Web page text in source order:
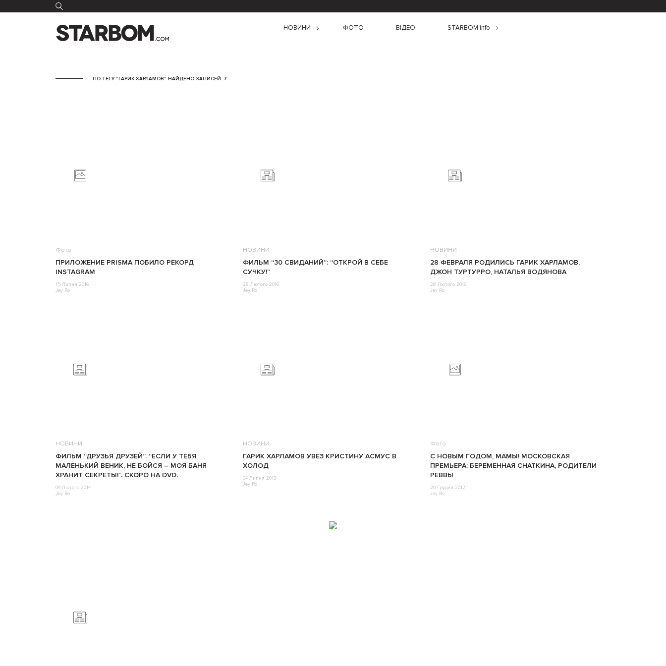
НОВИНИ ФОТО ВІДЕО STARBOM info
ПО ТЕГУ “ГАРИК ХАРЛАМОВ” НАЙДЕНО ЗАПИСЕЙ: 7
Фото
ПРИЛОЖЕНИЕ PRISMA ПОБИЛО РЕКОРД
INSTAGRAM
15 Липня 2016
Jey Ro
НОВИНИ
ФИЛЬМ “30 СВИДАНИЙ”: “ОТКРОЙ В СЕБЕ
СУЧКУ!”
28 Лютого 2016
Jey Ro
НОВИНИ
28 ФЕВРАЛЯ РОДИЛИСЬ ГАРИК ХАРЛАМОВ,
ДЖОН ТУРТУРРО, НАТАЛЬЯ ВОДЯНОВА
28 Лютого 2016
Jey Ro
НОВИНИ
ФИЛЬМ “ДРУЗЬЯ ДРУЗЕЙ”. “ЕСЛИ У ТЕБЯ
МАЛЕНЬКИЙ ВЕНИК, НЕ БОЙСЯ – МОЯ БАНЯ
ХРАНИТ СЕКРЕТЫ!”. СКОРО НА DVD.
09 Лютого 2014
Jey Ro
НОВИНИ
ГАРИК ХАРЛАМОВ УВЕЗ КРИСТИНУ АСМУС В
ХОЛОД
04 Липня 2013
Jey Ro
Фото
С НОВЫМ ГОДОМ, МАМЫ! МОСКОВСКАЯ
ПРЕМЬЕРА: БЕРЕМЕННАЯ СНАТКИНА, РОДИТЕЛИ
РЕВВЫ
20 Грудня 2012
Jey Ro